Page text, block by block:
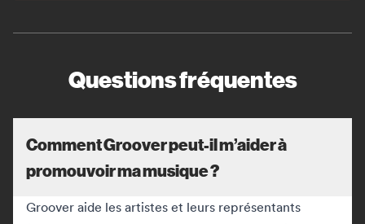
Questions fréquentes
Comment Groover peut-il m’aider à
promouvoir ma musique ?
Groover aide les artistes et leurs représentants